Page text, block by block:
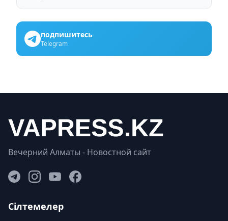
подпишитесь
Telegram
Вечерний Алматы - Новостной сайт
Сілтемелер